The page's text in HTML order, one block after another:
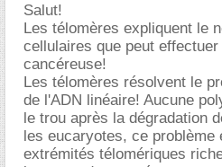
Salut!
Les télomères expliquent le
cellulaires que peut
cancéreuse!
Les télomères résolvent le
de l'ADN linéaire! Aucune
le trou après la dégradation
les eucaryotes, ce problème
extrémités télomériques